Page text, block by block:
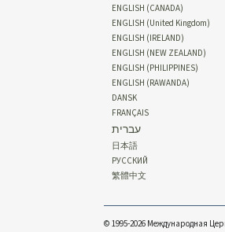
ENGLISH (CANADA)
ENGLISH (United Kingdom)
ENGLISH (IRELAND)
ENGLISH (NEW ZEALAND)
ENGLISH (PHILIPPINES)
ENGLISH (RAWANDA)
DANSK
FRANÇAIS
עברית
日本語
РУССКИЙ
繁體中文
© 1995-2026 Международная